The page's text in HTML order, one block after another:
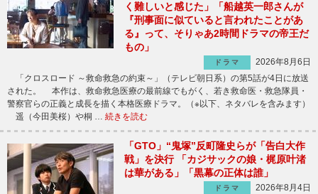
く難しいと感じた」「船越英一郎さんが
『刑事面に似ていると言われたことがあ
る』って、そりゃあ2時間ドラマの帝王だ
もの」
ドラマ
2026年8月6日
「クロスロード ～救命救急の約束～」（テレビ朝日系）の第5話が4日に放送
された。 本作は、救命救急医療の最前線でもがく、若き救命医・救急隊員・
警察官らの正義と成長を描く本格医療ドラマ。（※以下、ネタバレを含みます）
遥（今田美桜）や桐 … 続きを読む
「GTO」“鬼塚”反町隆史らが「告白大作
戦」を決行 「カジサックの娘・梶原叶渚
は華がある」「黒幕の正体は誰」
ドラマ
2026年8月4日